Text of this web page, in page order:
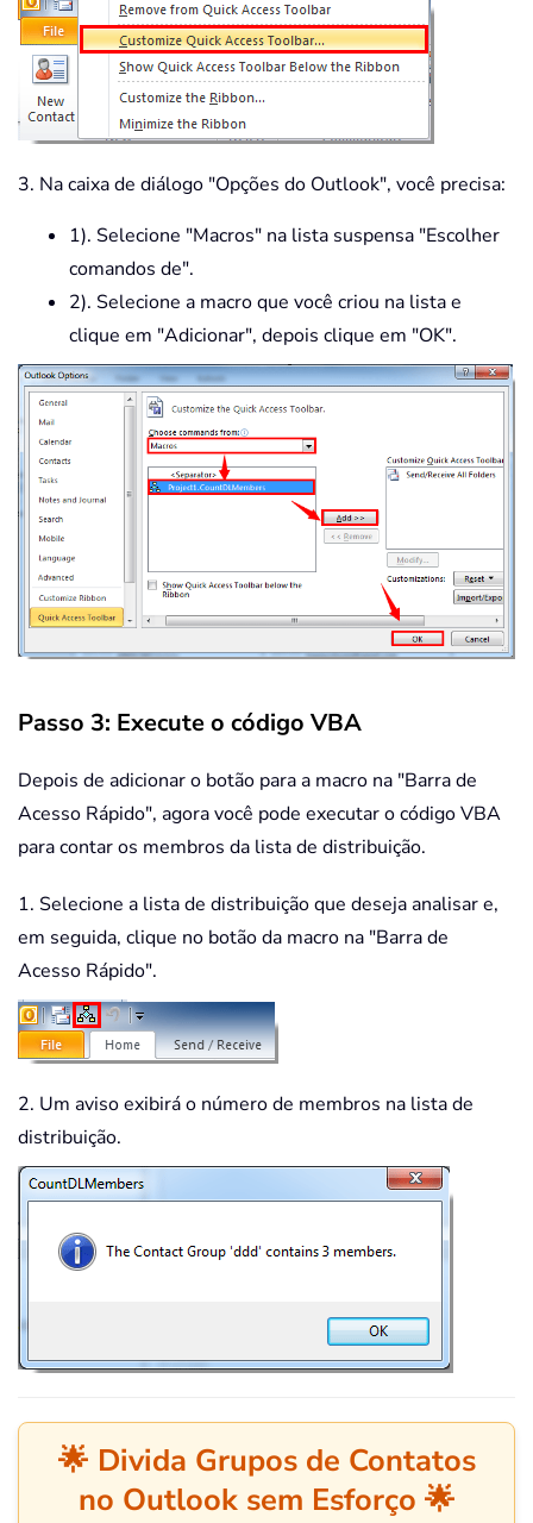
3. Na caixa de diálogo "Opções do Outlook", você precisa:
1). Selecione "Macros" na lista suspensa "Escolher
comandos de".
2). Selecione a macro que você criou na lista e
clique em "Adicionar", depois clique em "OK".
Passo 3: Execute o código VBA
Depois de adicionar o botão para a macro na "Barra de
Acesso Rápido", agora você pode executar o código VBA
para contar os membros da lista de distribuição.
1. Selecione a lista de distribuição que deseja analisar e,
em seguida, clique no botão da macro na "Barra de
Acesso Rápido".
2. Um aviso exibirá o número de membros na lista de
distribuição.
🌟 Divida Grupos de Contatos
no Outlook sem Esforço 🌟